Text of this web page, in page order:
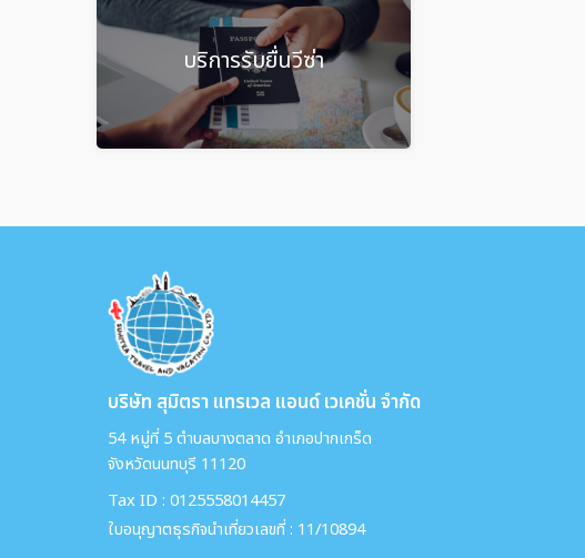
บริการรับยื่นวีซ่า
บริษัท สุมิตรา แทรเวล แอนด์ เวเคชั่น จำกัด
54 หมู่ที่ 5 ตำบลบางตลาด อำเภอปากเกร็ด
จังหวัดนนทบุรี 11120
Tax ID : 0125558014457
ใบอนุญาตธุรกิจนำเที่ยวเลขที่ : 11/10894